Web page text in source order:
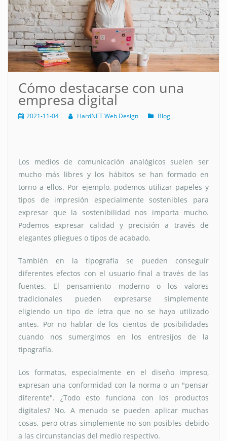
Cómo destacarse con una
empresa digital
2021-11-04 HardNET Web Design Blog
Los medios de comunicación analógicos suelen ser
mucho más libres y los hábitos se han formado en
torno a ellos. Por ejemplo, podemos utilizar papeles y
tipos de impresión especialmente sostenibles para
expresar que la sostenibilidad nos importa mucho.
Podemos expresar calidad y precisión a través de
elegantes pliegues o tipos de acabado.
También en la tipografía se pueden conseguir
diferentes efectos con el usuario final a través de las
fuentes. El pensamiento moderno o los valores
tradicionales pueden expresarse simplemente
eligiendo un tipo de letra que no se haya utilizado
antes. Por no hablar de los cientos de posibilidades
cuando nos sumergimos en los entresijos de la
tipografía.
Los formatos, especialmente en el diseño impreso,
expresan una conformidad con la norma o un "pensar
diferente". ¿Todo esto funciona con los productos
digitales? No. A menudo se pueden aplicar muchas
cosas, pero otras simplemente no son posibles debido
a las circunstancias del medio respectivo.